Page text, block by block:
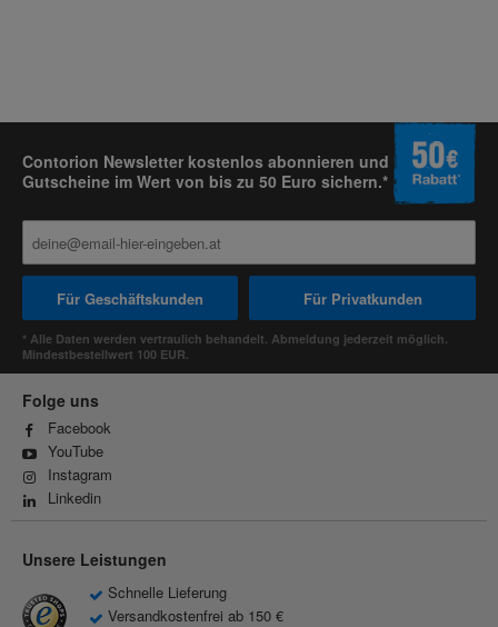
Contorion Newsletter kostenlos abonnieren und
Gutscheine im Wert von bis zu 50 Euro sichern.*
Für Geschäftskunden Für Privatkunden
* Alle Daten werden vertraulich behandelt. Abmeldung jederzeit möglich.
Mindestbestellwert 100 EUR.
Folge uns
Facebook
YouTube
Instagram
Linkedin
Unsere Leistungen
Schnelle Lieferung
Versandkostenfrei ab 150 €